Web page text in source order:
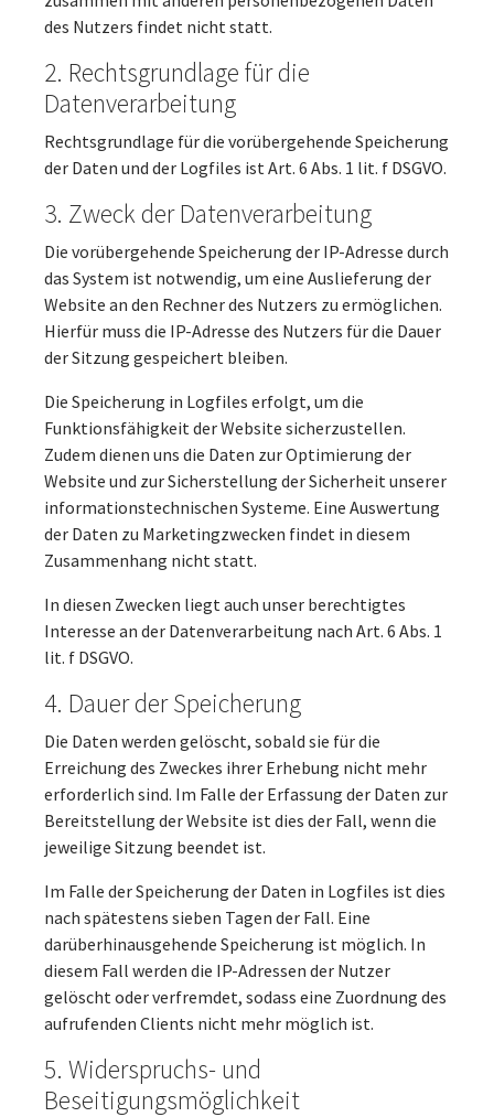
des Nutzers findet nicht statt.
2. Rechtsgrundlage für die
Datenverarbeitung
Rechtsgrundlage für die vorübergehende Speicherung
der Daten und der Logfiles ist Art. 6 Abs. 1 lit. f DSGVO.
3. Zweck der Datenverarbeitung
Die vorübergehende Speicherung der IP-Adresse durch
das System ist notwendig, um eine Auslieferung der
Website an den Rechner des Nutzers zu ermöglichen.
Hierfür muss die IP-Adresse des Nutzers für die Dauer
der Sitzung gespeichert bleiben.
Die Speicherung in Logfiles erfolgt, um die
Funktionsfähigkeit der Website sicherzustellen.
Zudem dienen uns die Daten zur Optimierung der
Website und zur Sicherstellung der Sicherheit unserer
informationstechnischen Systeme. Eine Auswertung
der Daten zu Marketingzwecken findet in diesem
Zusammenhang nicht statt.
In diesen Zwecken liegt auch unser berechtigtes
Interesse an der Datenverarbeitung nach Art. 6 Abs. 1
lit. f DSGVO.
4. Dauer der Speicherung
Die Daten werden gelöscht, sobald sie für die
Erreichung des Zweckes ihrer Erhebung nicht mehr
erforderlich sind. Im Falle der Erfassung der Daten zur
Bereitstellung der Website ist dies der Fall, wenn die
jeweilige Sitzung beendet ist.
Im Falle der Speicherung der Daten in Logfiles ist dies
nach spätestens sieben Tagen der Fall. Eine
darüberhinausgehende Speicherung ist möglich. In
diesem Fall werden die IP-Adressen der Nutzer
gelöscht oder verfremdet, sodass eine Zuordnung des
aufrufenden Clients nicht mehr möglich ist.
5. Widerspruchs- und
Beseitigungsmöglichkeit